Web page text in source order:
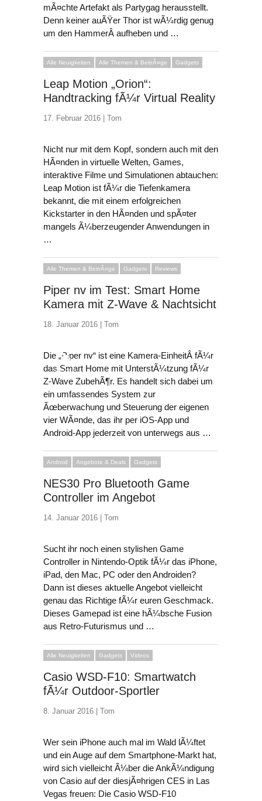
mÃ¤chte Artefakt als Partygag herausstellt.
Denn keiner auÃŸer Thor ist wÃ¼rdig genug
um den HammerÂ aufheben und …
Alle Neuigkeiten Alle Themen & BeitrÃ¤ge Gadgets
Leap Motion „Orion“:
Handtracking fÃ¼r Virtual Reality
17. Februar 2016 | Tom
Nicht nur mit dem Kopf, sondern auch mit den
HÃ¤nden in virtuelle Welten, Games,
interaktive Filme und Simulationen abtauchen:
Leap Motion ist fÃ¼r die Tiefenkamera
bekannt, die mit einem erfolgreichen
Kickstarter in den HÃ¤nden und spÃ¤ter
mangels Ã¼berzeugender Anwendungen in
…
Alle Themen & BeitrÃ¤ge Gadgets Reviews
Piper nv im Test: Smart Home
Kamera mit Z-Wave & Nachtsicht
18. Januar 2016 | Tom
8
Gelungen
Die „Piper nv“ ist eine Kamera-EinheitÂ fÃ¼r
das Smart Home mit UnterstÃ¼tzung fÃ¼r
Z-Wave ZubehÃ¶r. Es handelt sich dabei um
ein umfassendes System zur
Ãœberwachung und Steuerung der eigenen
vier WÃ¤nde, das ihr per iOS-App und
Android-App jederzeit von unterwegs aus …
Android Angebote & Deals Gadgets
NES30 Pro Bluetooth Game
Controller im Angebot
14. Januar 2016 | Tom
Sucht ihr noch einen stylishen Game
Controller in Nintendo-Optik fÃ¼r das iPhone,
iPad, den Mac, PC oder den Androiden?
Dann ist dieses aktuelle Angebot vielleicht
genau das Richtige fÃ¼r euren Geschmack.
Dieses Gamepad ist eine hÃ¼bsche Fusion
aus Retro-Futurismus und …
Alle Neuigkeiten Gadgets Videos
Casio WSD-F10: Smartwatch
fÃ¼r Outdoor-Sportler
8. Januar 2016 | Tom
Wer sein iPhone auch mal im Wald lÃ¼ftet
und ein Auge auf dem Smartphone-Markt hat,
wird sich vielleicht Ã¼ber die AnkÃ¼ndigung
von Casio auf der diesjÃ¤hrigen CES in Las
Vegas freuen: Die Casio WSD-F10